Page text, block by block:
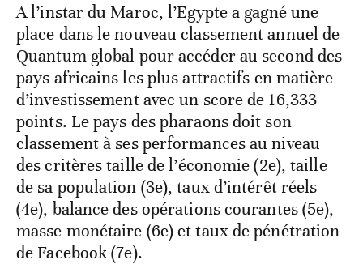
A l’instar du Maroc, l’Egypte a gagné une
place dans le nouveau classement annuel de
Quantum global pour accéder au second des
pays africains les plus attractifs en matière
d’investissement avec un score de 16,333
points. Le pays des pharaons doit son
classement à ses performances au niveau
des critères taille de l’économie (2e), taille
de sa population (3e), taux d’intérêt réels
(4e), balance des opérations courantes (5e),
masse monétaire (6e) et taux de pénétration
de Facebook (7e).